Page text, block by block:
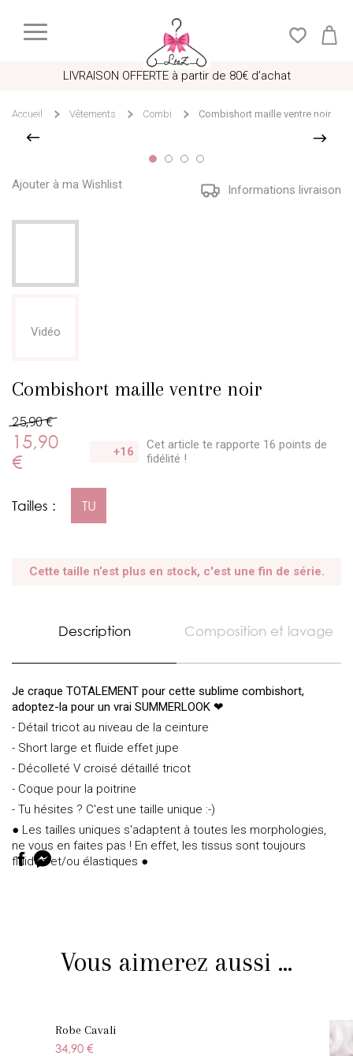
LIVRAISON OFFERTE à partir de 80€ d’achat
Accueil Vêtements Combi Combishort maille ventre noir
Ajouter à ma Wishlist Informations livraison
Vidéo
Combishort maille ventre noir
25,90 €
15,90
€
+16 Cet article te rapporte 16 points de
fidélité !
Tailles : TU
Cette taille n’est plus en stock, c'est une fin de série.
Description Composition et lavage
Je craque TOTALEMENT pour cette sublime combishort,
adoptez-la pour un vrai SUMMERLOOK ❤
- Détail tricot au niveau de la ceinture
- Short large et fluide effet jupe
- Décolleté V croisé détaillé tricot
- Coque pour la poitrine
- Tu hésites ? C'est une taille unique :-)
● Les tailles uniques s'adaptent à toutes les morphologies,
ne vous en faites pas ! En effet, les tissus sont toujours
fluides et/ou élastiques ●
Vous aimerez aussi ...
Robe Cavali
34,90 €